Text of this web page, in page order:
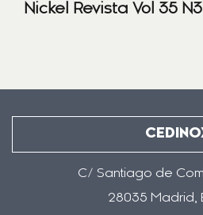
Nickel Revista Vol 35
C/ Santiago de
28035 Madrid,